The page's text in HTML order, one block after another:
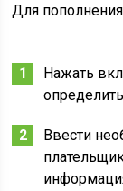
Для
Нажать
Ввести